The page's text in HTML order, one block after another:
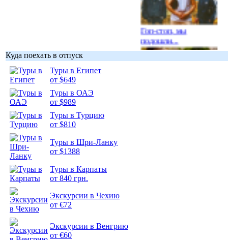
Гоп-стоп, мы
подошли...
Куда поехать в отпуск
Туры в Египет
от $649
Туры в ОАЭ
от $989
Туры в Турцию
от $810
Туры в Шри-Ланку
от $1388
Туры в Карпаты
от 840 грн.
Экскурсии в Чехию
от €72
Экскурсии в Венгрию
от €60